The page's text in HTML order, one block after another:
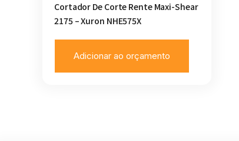
Cortador De Corte Rente Maxi-Shear
2175 – Xuron NHE575X
Adicionar ao orçamento